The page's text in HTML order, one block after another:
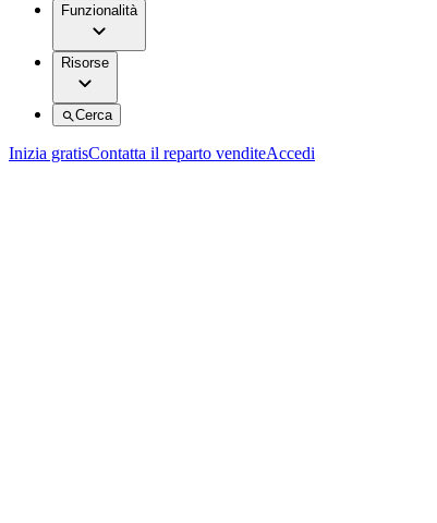
Funzionalità
Risorse
Cerca
Inizia gratisContatta il reparto venditeAccedi